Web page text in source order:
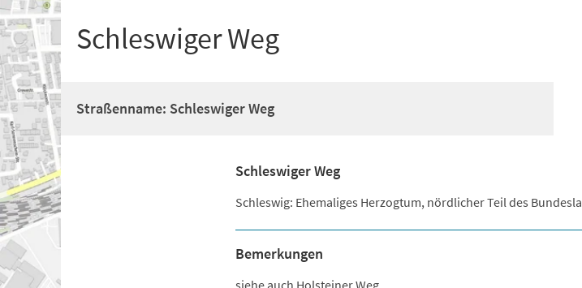
Schleswiger Weg
Straßenname: Schleswiger Weg
Schleswiger Weg
Schleswig: Ehemaliges Herzogtum, nördlicher Teil des
Bemerkungen
siehe auch Holsteiner Weg.